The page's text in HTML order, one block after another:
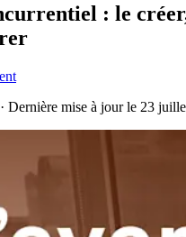
: le
Dernière mise à jour le 23